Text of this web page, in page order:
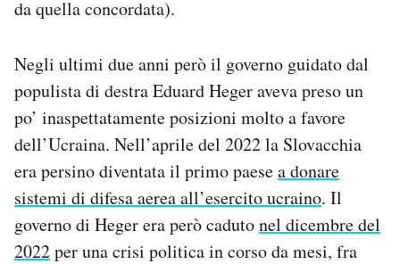
da quella concordata).
Negli ultimi due anni però il governo guidato dal
populista di destra Eduard Heger aveva preso un
po’ inaspettatamente posizioni molto a favore
dell’Ucraina. Nell’aprile del 2022 la Slovacchia
era persino diventata il primo paesea donare
sistemi di difesa aerea all’esercito ucraino. Il
governo di Heger era però cadutonel dicembre del
2022per una crisi politica in corso da mesi, fra